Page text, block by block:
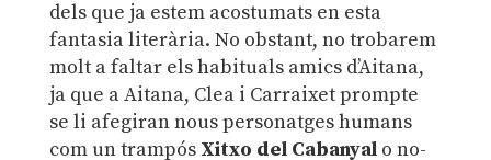
dels que ja estem acostumats en esta
fantasia literària. No obstant, no trobarem
molt a faltar els habituals amics d’Aitana,
ja que a Aitana, Clea i Carraixet prompte
se li afegiran nous personatges humans
com un trampós Xitxo del Cabanyalo no-